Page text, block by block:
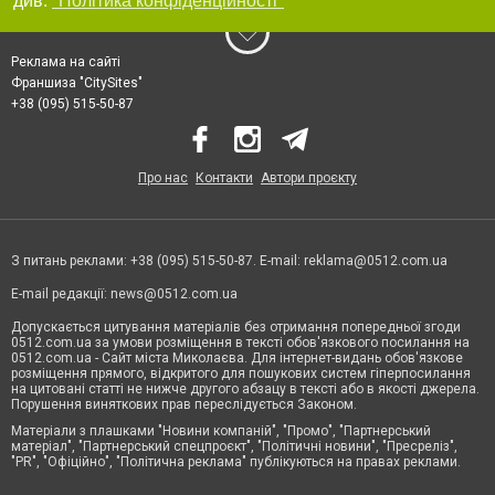
базальтова вата.
Коли клей полімеризується, утеплювач додатково фіксується механічно за
допомогою зонтичних або тарілкових дюбелів. Після цього на нього
фіксує сітку армування. Далі наносять шар штукатурки, яка може бути 3
видів:
текстурна;
фактурна;
варіант, силікатні – дорожчі, ніж перші і акриловими або силіконовими.
акрилова або силіконова штукатурка почне відшаровуватися. Декоруючі
за спеціальної техніки нанесення виявляє свою структуру, наприклад,
«короїд». Фактурна штукатурка одношарова або багатошарова полімерна
проявляється її фактура. Гладкі - це звичайні варіанти штукатурок, що
мають рівну поверхню, що легко піддаються подальшій обробці.
Реклама на сайті
Франшиза "CitySites"
+38 (095) 515-50-87
Про нас Контакти Автори проєкту
З питань реклами: +38 (095) 515-50-87. E-mail: reklama@0512.com.ua
E-mail редакції: news@0512.com.ua
Допускається цитування матеріалів без отримання попередньої згоди
0512.com.ua за умови розміщення в тексті обов'язкового посилання на
0512.com.ua - Сайт міста Миколаєва. Для інтернет-видань обов'язкове
розміщення прямого, відкритого для пошукових систем гіперпосилання
на цитовані статті не нижче другого абзацу в тексті або в якості джерела.
Порушення виняткових прав переслідується Законом.
Матеріали з плашками "Новини компаній", "Промо", "Партнерський
матеріал", "Партнерський спецпроєкт", "Політичні новини", "Пресреліз",
"PR", "Офіційно", "Політична реклама" публікуються на правах реклами.